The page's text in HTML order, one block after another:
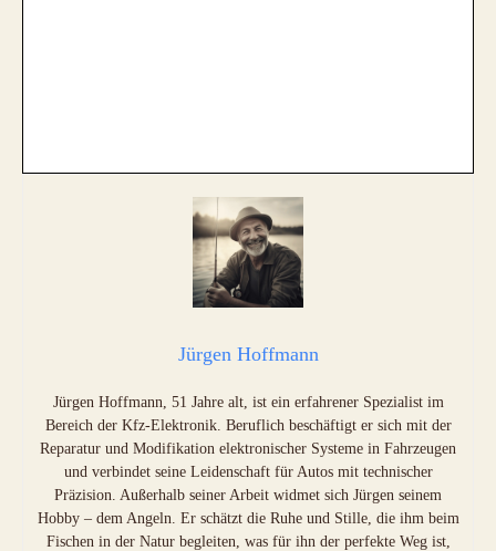
Jürgen Hoffmann
Jürgen Hoffmann, 51 Jahre alt, ist ein erfahrener Spezialist im
Bereich der Kfz-Elektronik. Beruflich beschäftigt er sich mit der
Reparatur und Modifikation elektronischer Systeme in Fahrzeugen
und verbindet seine Leidenschaft für Autos mit technischer
Präzision. Außerhalb seiner Arbeit widmet sich Jürgen seinem
Hobby – dem Angeln. Er schätzt die Ruhe und Stille, die ihm beim
Fischen in der Natur begleiten, was für ihn der perfekte Weg ist,